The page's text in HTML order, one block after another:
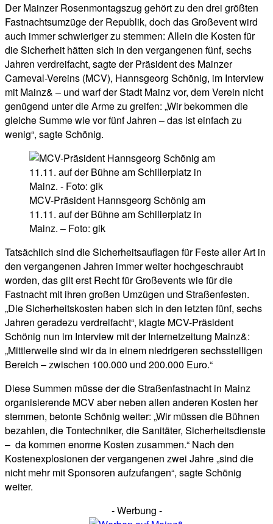
Der Mainzer Rosenmontagszug gehört zu den drei größten
Fastnachtsumzüge der Republik, doch das Großevent wird
auch immer schwieriger zu stemmen: Allein die Kosten für
die Sicherheit hätten sich in den vergangenen fünf, sechs
Jahren verdreifacht, sagte der Präsident des Mainzer
Carneval-Vereins (MCV), Hannsgeorg Schönig, im Interview
mit Mainz& – und warf der Stadt Mainz vor, dem Verein nicht
genügend unter die Arme zu greifen: „Wir bekommen die
gleiche Summe wie vor fünf Jahren – das ist einfach zu
wenig“, sagte Schönig.
MCV-Präsident Hannsgeorg Schönig am
11.11. auf der Bühne am Schillerplatz in
Mainz. – Foto: gik
Tatsächlich sind die Sicherheitsauflagen für Feste aller Art in
den vergangenen Jahren immer weiter hochgeschraubt
worden, das gilt erst Recht für Großevents wie für die
Fastnacht mit ihren großen Umzügen und Straßenfesten.
„Die Sicherheitskosten haben sich in den letzten fünf, sechs
Jahren geradezu verdreifacht“, klagte MCV-Präsident
Schönig nun im Interview mit der Internetzeitung Mainz&:
„Mittlerweile sind wir da in einem niedrigeren sechsstelligen
Bereich – zwischen 100.000 und 200.000 Euro.“
Diese Summen müsse der die Straßenfastnacht in Mainz
organisierende MCV aber neben allen anderen Kosten her
stemmen, betonte Schönig weiter: „Wir müssen die Bühnen
bezahlen, die Tontechniker, die Sanitäter, Sicherheitsdienste
– da kommen enorme Kosten zusammen.“ Nach den
Kostenexplosionen der vergangenen zwei Jahre „sind die
nicht mehr mit Sponsoren aufzufangen“, sagte Schönig
weiter.
- Werbung -